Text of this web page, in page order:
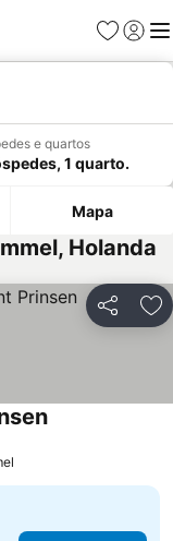
Favoritos
Iniciar
e quartos
1 quarto.
Mapa
Holanda
Partilhar